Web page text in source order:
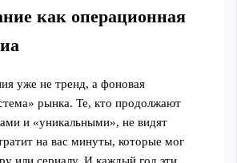
как операционная
уже не тренд, а фоновая
рынка. Те, кто продолжают
и «уникальными», не видят
на вас минуты, которые мог
или сериалу. И каждый год эти